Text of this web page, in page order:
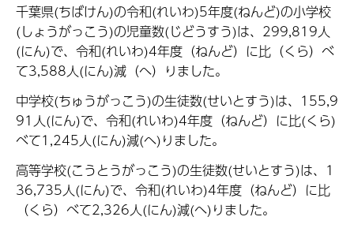
千葉県(ちばけん)の令和(れいわ)5年度(ねんど)の小学校
(しょうがっこう)の児童数(じどうすう)は、299,819人
(にん)で、令和(れいわ)4年度（ねんど）に比（くら）べ
て3,588人(にん)減（へ）りました。
中学校(ちゅうがっこう)の生徒数(せいとすう)は、155,9
91人(にん)で、令和(れいわ)4年度（ねんど）に比(くら)
べて1,245人(にん)減(へ)りました。
高等学校(こうとうがっこう)の生徒数(せいとすう)は、1
36,735人(にん)で、令和(れいわ)4年度（ねんど）に比
（くら）べて2,326人(にん)減(へ)りました。